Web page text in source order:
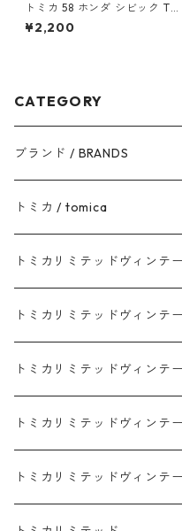
トミカ 58 ホンダ シビック TY
PE R（初回特別仕様）#10101
925
¥2,200
CATEGORY
ブランド / BRANDS
トヨタ / TOYOTA
ダイハツ / DAIHATSU
マツダ / MAZDA
ホンダ / HONDA
日産 / NISSAN
スバル / SUBARU
トミカ / tomica
赤箱 - 現行トミカ
赤箱 - 限定トミカ 初回特別
赤箱 - 絶版（廃盤）トミカ
赤箱 - 絶版（廃盤）トミカ
赤箱 - 絶版（廃盤）トミカ
赤箱 - 絶版（廃盤）ロング
赤箱 - 車種別
乗用車
トミカリミテッドヴィンテ
TLV - NEW LINEUP
TLV - No. LV-00-195
TLV - No. LV-00-09
TLV - No. LV-10-19
TLV - 車種別
乗用車
商用車・公用車
トミカリミテッドヴィンテ
トミカリミテッドヴィンテ
トミカリミテッドヴィンテ
TLVN - NEW LINEUP
トミカリミテッドヴィンテ